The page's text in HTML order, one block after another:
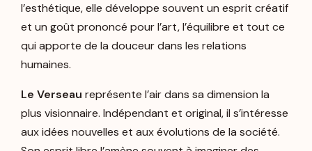
l’esthétique, elle développe souvent un esprit créatif
et un goût prononcé pour l’art, l’équilibre et tout ce
qui apporte de la douceur dans les relations
humaines.
Le Verseau représente l’air dans sa dimension la
plus visionnaire. Indépendant et original, il s’intéresse
aux idées nouvelles et aux évolutions de la société.